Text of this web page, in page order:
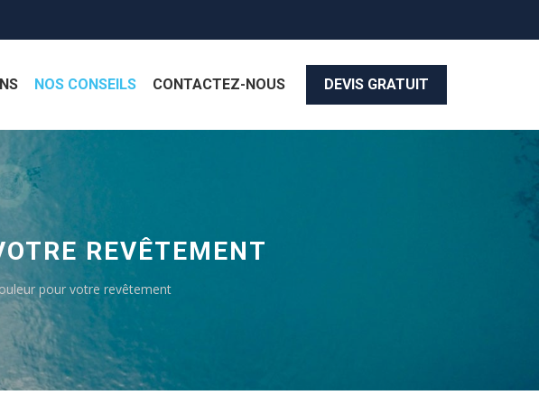
NOS CONSEILS CONTACTEZ-NOUS DEVIS GRATUIT
REVÊTEMENT
pour votre revêtement